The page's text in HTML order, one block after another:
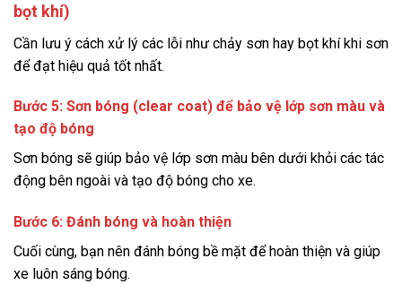
bọt khí)
Cần lưu ý cách xử lý các lỗi như chảy sơn hay bọt khí khi sơn
để đạt hiệu quả tốt nhất.
Bước 5: Sơn bóng (clear coat) để bảo vệ lớp sơn màu và
tạo độ bóng
Sơn bóng sẽ giúp bảo vệ lớp sơn màu bên dưới khỏi các tác
động bên ngoài và tạo độ bóng cho xe.
Bước 6: Đánh bóng và hoàn thiện
Cuối cùng, bạn nên đánh bóng bề mặt để hoàn thiện và giúp
xe luôn sáng bóng.